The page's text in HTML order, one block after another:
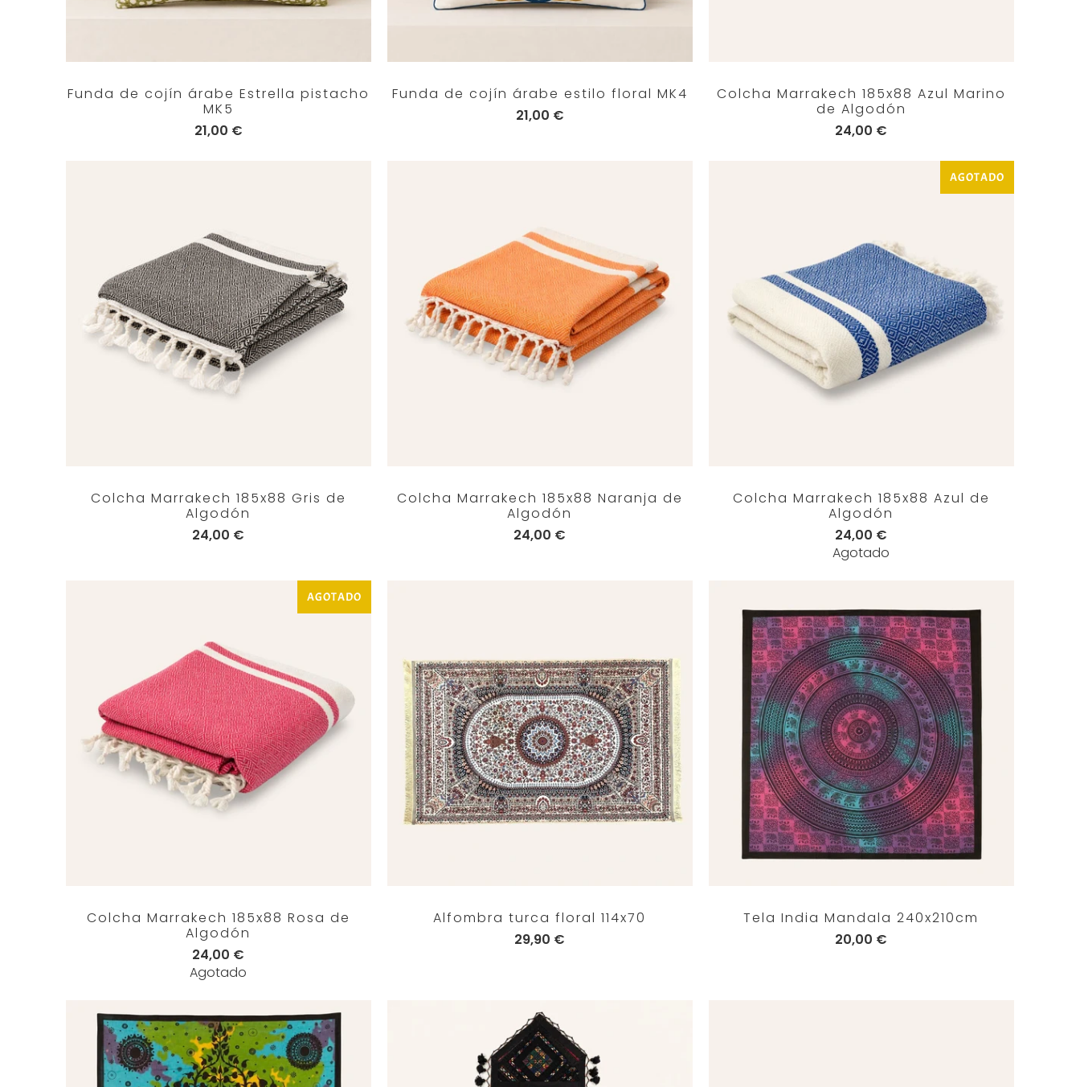
Funda de cojín árabe Estrella pistacho
MK5
21,00 €
Funda de cojín árabe estilo floral MK4
21,00 €
Colcha Marrakech 185x88 Azul Marino
de Algodón
24,00 €
Colcha Marrakech 185x88 Gris de
Algodón
24,00 €
Colcha Marrakech 185x88 Naranja de
Algodón
24,00 €
AGOTADO
Colcha Marrakech 185x88 Azul de
Algodón
24,00 €
Agotado
AGOTADO
Colcha Marrakech 185x88 Rosa de
Algodón
24,00 €
Agotado
Alfombra turca floral 114x70
29,90 €
Tela India Mandala 240x210cm
20,00 €